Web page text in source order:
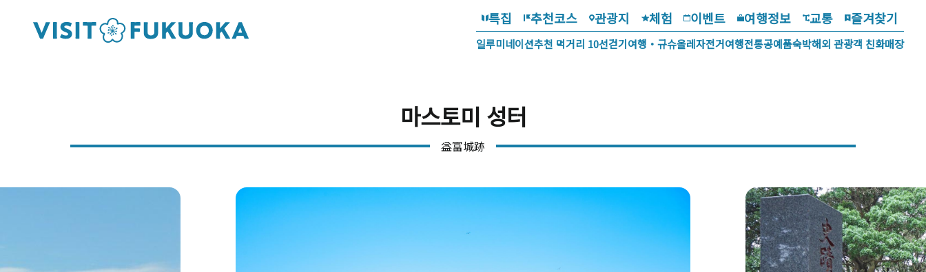
특집 추천코스 관광지 체험 이벤트 여행정보 교통 즐겨찾기
일루미네이션추천 먹거리 10선걷기여행・규슈올레자전거여행전통공예품숙박해외 관광객 친화매장
마스토미 성터
益富城跡